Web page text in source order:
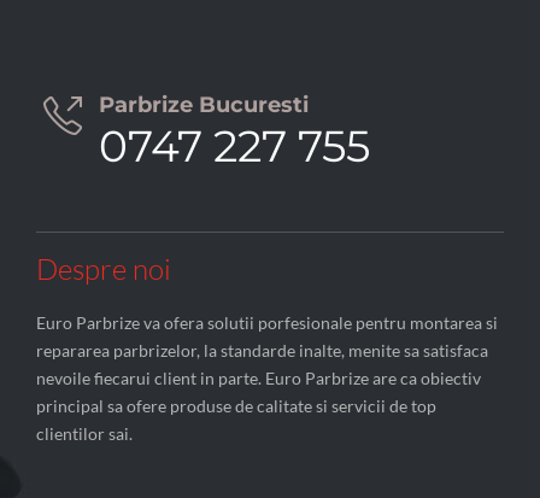
 Parbrize Bucuresti
0747 227 755
Despre noi
Euro Parbrize va ofera solutii porfesionale pentru montarea si
repararea parbrizelor, la standarde inalte, menite sa satisfaca
nevoile fiecarui client in parte. Euro Parbrize are ca obiectiv
principal sa ofere produse de calitate si servicii de top
clientilor sai.